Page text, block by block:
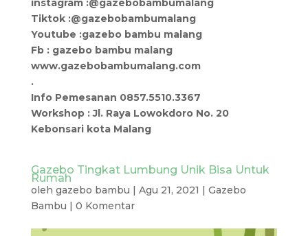
instagram :@gazebobambumalang
Tiktok :@gazebobambumalang
Youtube :gazebo bambu malang
Fb : gazebo bambu malang
www.gazebobambumalang.com
.
Info Pemesanan 0857.5510.3367
Workshop : Jl. Raya Lowokdoro No. 20
Kebonsari kota Malang
Gazebo Tingkat Lumbung Unik Bisa Untuk
Rumah
oleh gazebo bambu | Agu 21, 2021 | Gazebo
Bambu | 0 Komentar